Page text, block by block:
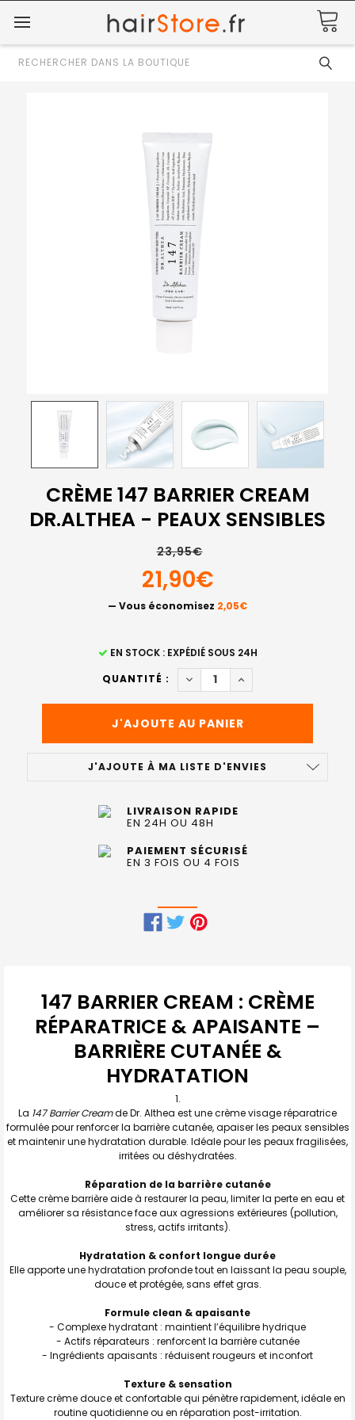
Rechercher
CRÈME 147 BARRIER CREAM
DR.ALTHEA - PEAUX SENSIBLES
23,95€
21,90€
— Vous économisez 2,05€
EN STOCK : EXPÉDIÉ SOUS 24H
QUANTITÉ :
DIMINUER LA QUANTITÉ DE
AUGMENTER LA
J'AJOUTE À MA LISTE D'ENVIES
LIVRAISON RAPIDE
EN 24H OU 48H
PAIEMENT SÉCURISÉ
EN 3 FOIS OU 4 FOIS
ENSEMBLE
TOUT
SELECTIONNER
SÉLECTION
AU PANIER
147 BARRIER CREAM : CRÈME
RÉPARATRICE & APAISANTE –
BARRIÈRE CUTANÉE &
HYDRATATION
La 147 Barrier Creamde Dr. Althea est une crème visage réparatrice
formulée pour renforcer la barrière cutanée, apaiser les peaux sensibles
et maintenir une hydratation durable. Idéale pour les peaux fragilisées,
irritées ou déshydratées.
Réparation de la barrière cutanée
Cette crème barrière aide à restaurer la peau, limiter la perte en eau et
améliorer sa résistance face aux agressions extérieures (pollution,
stress, actifs irritants).
Hydratation & confort longue durée
Elle apporte une hydratation profonde tout en laissant la peau souple,
douce et protégée, sans effet gras.
Formule clean & apaisante
- Complexe hydratant : maintient l’équilibre hydrique
- Actifs réparateurs : renforcent la barrière cutanée
- Ingrédients apaisants : réduisent rougeurs et inconfort
Texture & sensation
Texture crème douce et confortable qui pénètre rapidement, idéale en
routine quotidienne ou en réparation post-irritation.